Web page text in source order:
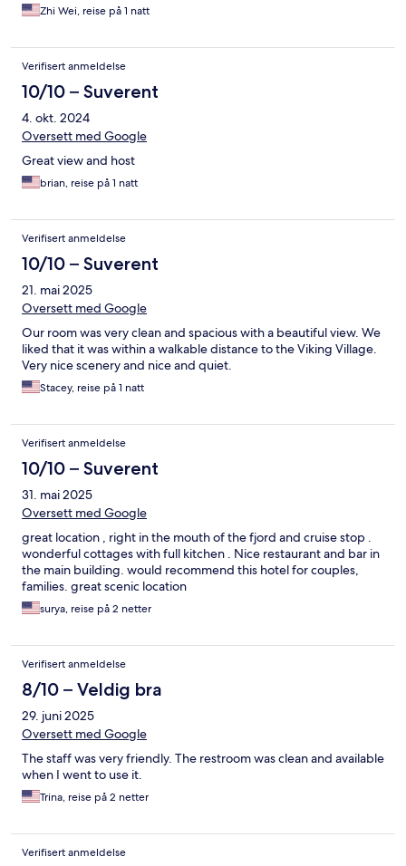
Zhi Wei, reise på 1 natt
Verifisert anmeldelse
10/10 – Suverent
4. okt. 2024
Oversett med Google
Great view and host
brian, reise på 1 natt
Verifisert anmeldelse
10/10 – Suverent
21. mai 2025
Oversett med Google
Our room was very clean and spacious with a beautiful view. We
liked that it was within a walkable distance to the Viking Village.
Very nice scenery and nice and quiet.
Stacey, reise på 1 natt
Verifisert anmeldelse
10/10 – Suverent
31. mai 2025
Oversett med Google
great location , right in the mouth of the fjord and cruise stop .
wonderful cottages with full kitchen . Nice restaurant and bar in
the main building. would recommend this hotel for couples,
families. great scenic location
surya, reise på 2 netter
Verifisert anmeldelse
8/10 – Veldig bra
29. juni 2025
Oversett med Google
The staff was very friendly. The restroom was clean and available
when I went to use it.
Trina, reise på 2 netter
Verifisert anmeldelse